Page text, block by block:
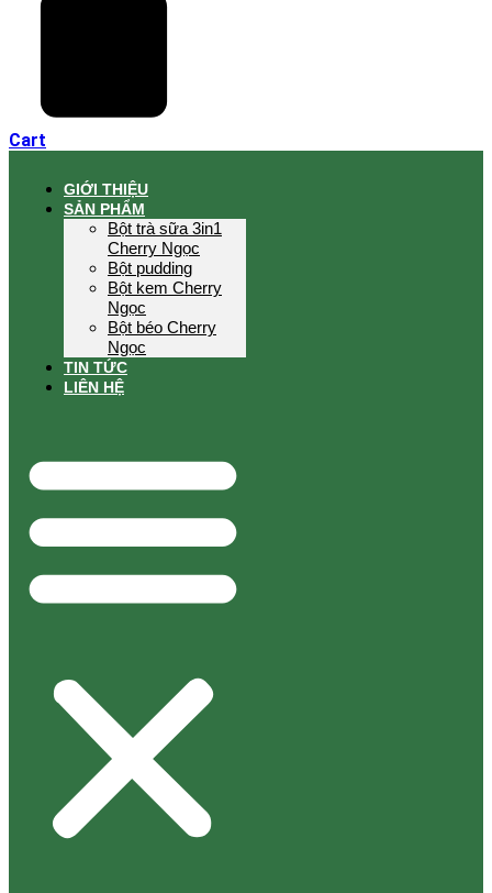
Cart
GIỚI THIỆU
SẢN PHẨM
Bột trà sữa 3in1
Cherry Ngọc
Bột pudding
Bột kem Cherry
Ngọc
Bột béo Cherry
Ngọc
TIN TỨC
LIÊN HỆ